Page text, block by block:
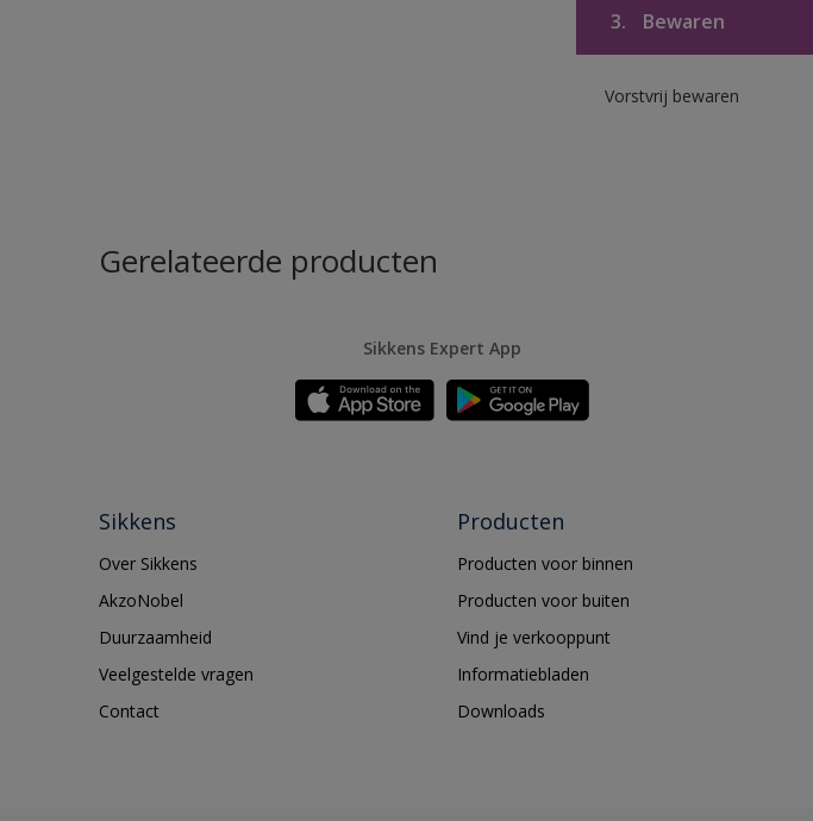
3. Bewaren
Vorstvrij bewaren
Gerelateerde producten
Sikkens Expert App
Sikkens
Over Sikkens
AkzoNobel
Duurzaamheid
Veelgestelde vragen
Contact
Producten
Producten voor binnen
Producten voor buiten
Vind je verkooppunt
Informatiebladen
Downloads